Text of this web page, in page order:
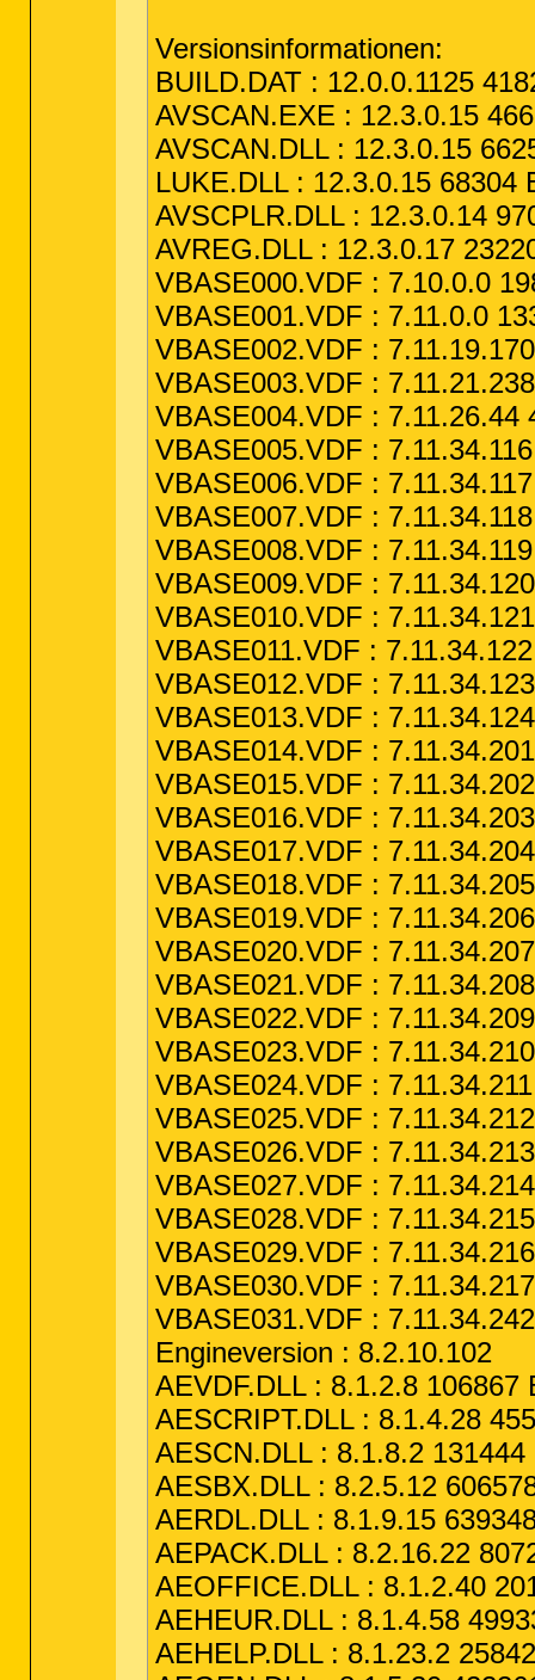
Versionsinformationen:
BUILD.DAT : 12.0.0.1125
AVSCAN.EXE : 12.3.0.15
AVSCAN.DLL : 12.3.0.15
LUKE.DLL : 12.3.0.15 68304
AVSCPLR.DLL : 12.3.0.14
AVREG.DLL : 12.3.0.17
VBASE000.VDF : 7.10.0.0
VBASE001.VDF : 7.11.0.0
VBASE002.VDF :
VBASE003.VDF :
VBASE004.VDF : 7.11.26.44
VBASE005.VDF :
VBASE006.VDF :
VBASE007.VDF :
VBASE008.VDF :
VBASE009.VDF :
VBASE010.VDF :
VBASE011.VDF :
VBASE012.VDF :
VBASE013.VDF :
VBASE014.VDF :
VBASE015.VDF :
VBASE016.VDF :
VBASE017.VDF :
VBASE018.VDF :
VBASE019.VDF :
VBASE020.VDF :
VBASE021.VDF :
VBASE022.VDF :
VBASE023.VDF :
VBASE024.VDF :
VBASE025.VDF :
VBASE026.VDF :
VBASE027.VDF :
VBASE028.VDF :
VBASE029.VDF :
VBASE030.VDF :
VBASE031.VDF :
Engineversion : 8.2.10.102
AEVDF.DLL : 8.1.2.8
AESCRIPT.DLL : 8.1.4.28
AESCN.DLL : 8.1.8.2
AESBX.DLL : 8.2.5.12
AERDL.DLL : 8.1.9.15
AEPACK.DLL : 8.2.16.22
AEOFFICE.DLL : 8.1.2.40
AEHEUR.DLL : 8.1.4.58
AEHELP.DLL : 8.1.23.2